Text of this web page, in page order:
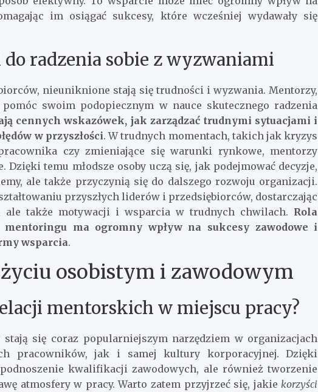
im osiągać sukcesy, które wcześniej wydawały się
radzenia sobie z wyzwaniami
nieuniknione stają się trudności i wyzwania. Mentorzy,
swoim podopiecznym w nauce skutecznego radzenia
cennych wskazówek, jak zarządzać trudnymi sytuacjami i
w przyszłości. W trudnych momentach, takich jak kryzys
czy zmieniające się warunki rynkowe, mentorzy
temu młodsze osoby uczą się, jak podejmować decyzje,
ale także przyczynią się do dalszego rozwoju organizacji.
przyszłych liderów i przedsiębiorców, dostarczając
także motywacji i wsparcia w trudnych chwilach. Rola
ma ogromny wpływ na sukcesy zawodowe i
wsparcia.
osobistym i zawodowym
mentorskich w miejscu pracy?
stają się coraz popularniejszym narzędziem w organizacjach
pracowników, jak i samej kultury korporacyjnej. Dzięki
kwalifikacji zawodowych, ale również tworzenie
atmosfery w pracy. Warto zatem przyjrzeć się, jakiekorzyści